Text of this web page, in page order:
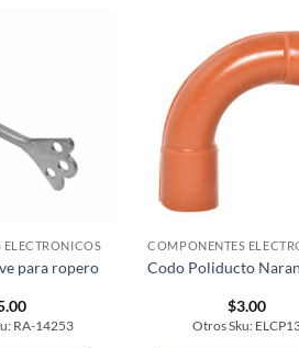
para ropero
RA-14253
COMPONENTES
Codo Poliducto
$3.00
Otros Sku: